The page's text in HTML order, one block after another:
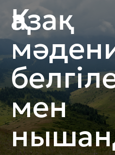
Қазақ
мен